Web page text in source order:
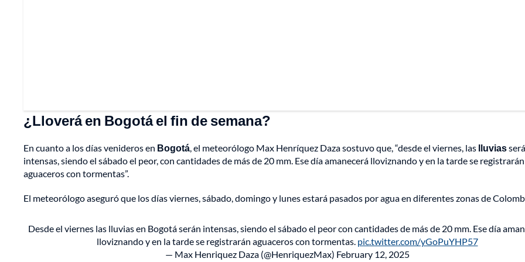
¿Lloverá en Bogotá el fin de semana?
En cuanto a los días venideros en Bogotá, el meteorólogo Max Henríquez Daza sostuvo que, “desde el viernes, las lluvias
intensas, siendo el sábado el peor, con cantidades de más de 20 mm. Ese día amanecerá lloviznando y en la tarde se registrarán
aguaceros con tormentas”.
El meteorólogo aseguró que los días viernes, sábado, domingo y lunes estará pasados por agua en diferentes zonas de
Desde el viernes las lluvias en Bogotá serán intensas, siendo el sábado el peor con cantidades de más de 20 mm. Ese día
lloviznando y en la tarde se registrarán aguaceros con tormentas. pic.twitter.com/yGoPuYHP57
— Max Henriquez Daza (@HenriquezMax) February 12, 2025